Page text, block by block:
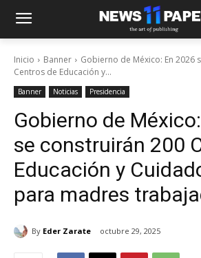
Inicio Banner
Gobierno de México: En 2026
Centros de Educación y...
Banner Noticias Presidencia
Gobierno de
se construirán 200
Educación y
para madres
By Eder Zarate octubre 29, 2025